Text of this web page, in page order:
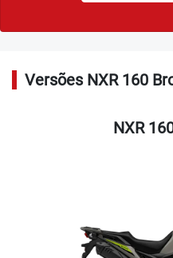
Versões NXR 160
NXR